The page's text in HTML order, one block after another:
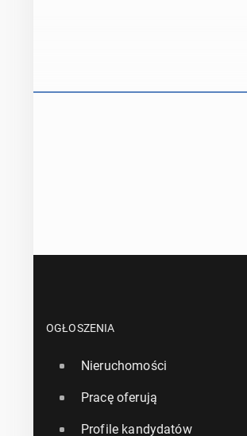
OGŁOSZENIA
Nieruchomości
Pracę oferują
Profile kandydatów